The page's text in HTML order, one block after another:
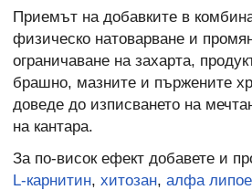
Приемът на добавките в
физическо натоварване и
ограничаване на захарта,
брашно, мазните и пържените
доведе до изписването на
на кантара.
За по-висок ефект добавете и
L-карнитин, хитозан, алфа